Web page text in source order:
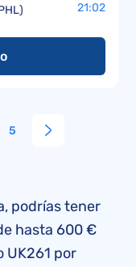
21:02
5
podrías tener
hasta 600 €
UK261 por